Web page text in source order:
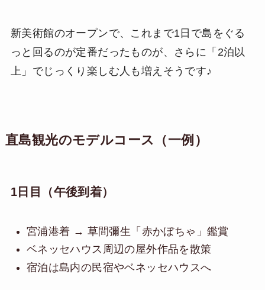
新美術館のオープンで、これまで1日で島をぐる
っと回るのが定番だったものが、さらに「2泊以
上」でじっくり楽しむ人も増えそうです♪
直島観光のモデルコース（一例）
1日目（午後到着）
宮浦港着 → 草間彌生「赤かぼちゃ」鑑賞
ベネッセハウス周辺の屋外作品を散策
宿泊は島内の民宿やベネッセハウスへ